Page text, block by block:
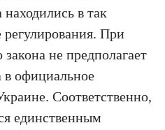
в так
При
не предполагает
в официальное
Соответственно,
единственным